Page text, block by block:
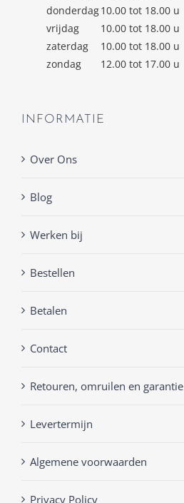
donderdag10.00 tot 18.00 u
vrijdag
10.00 tot 18.00 u
zaterdag
10.00 tot 18.00 u
zondag
12.00 tot 17.00 u
INFORMATIE
Over Ons
Blog
Werken bij
Bestellen
Betalen
Contact
Retouren, omruilen en garantie
Levertermijn
Algemene voorwaarden
Privacy Policy